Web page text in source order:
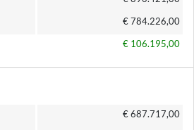
€ 784.226,00
€ 106.195,00
€ 687.717,00